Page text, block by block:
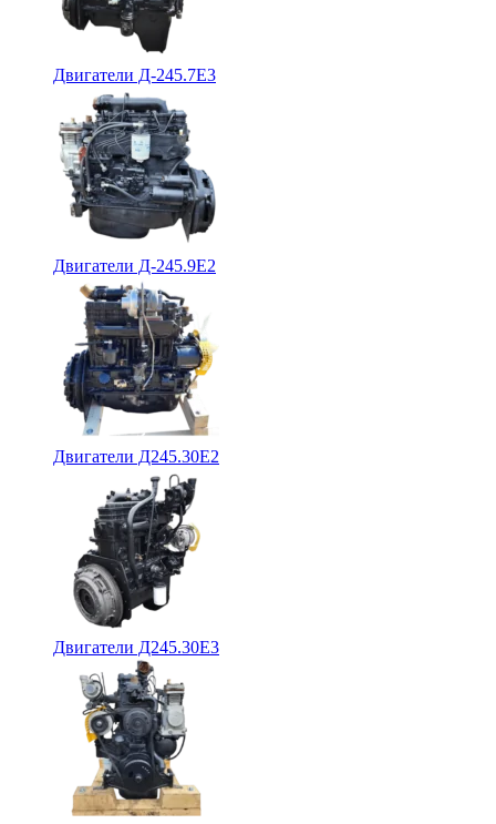
Двигатели Д-245.7Е3
Двигатели Д-245.9Е2
Двигатели Д245.30Е2
Двигатели Д245.30Е3